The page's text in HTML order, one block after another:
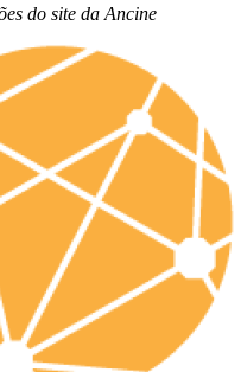
do site da Ancine